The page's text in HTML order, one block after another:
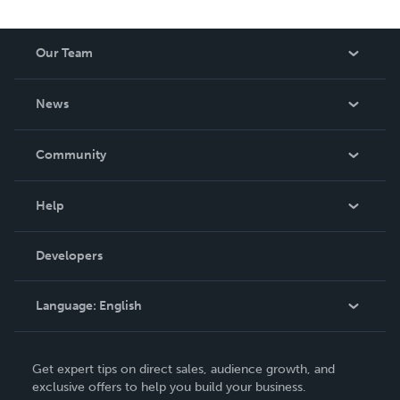
and governance architectures for organisations requiring
discretion, neutrality and continuity.
Our Team
News
In The News
Community
Podcast
Help
Order Lookup
Knowledge Base
Contact Support
Developers
Language: English
Deutsch
Get expert tips on direct sales, audience growth, and
exclusive offers to help you build your business.